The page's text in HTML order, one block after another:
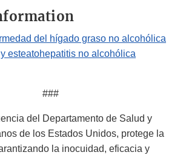
del hígado graso no alcohólica
esteatohepatitis no alcohólica
###
del Departamento de Salud y
de los Estados Unidos, protege la
la inocuidad, eficacia y